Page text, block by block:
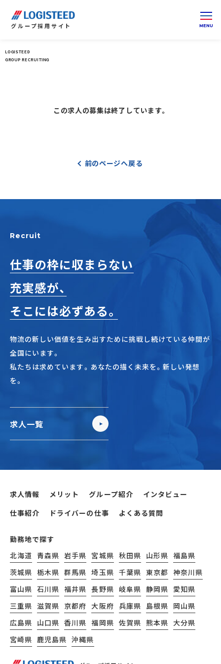
グループ採用サイト
LOGISTEED
GROUP RECRUITING
この求人の募集は終了しています。
前のページへ戻る
Recruit
仕事の枠に収まらない
充実感が、
そこには必ずある。
物流の新しい価値を生み出すために挑戦し続けている仲間が
全国にいます。
私たちは求めています。あなたの描く未来を。新しい発想
を。
求人一覧
求人情報 メリット グループ紹介
インタビュー
仕事紹介
ドライバーの仕事 よくある質問
勤務地で探す
北海道 青森県 岩手県 宮城県 秋田県 山形県 福島県
茨城県 栃木県 群馬県 埼玉県 千葉県 東京都 神奈川県
富山県 石川県 福井県 長野県 岐阜県 静岡県 愛知県
三重県 滋賀県 京都府 大阪府 兵庫県 島根県 岡山県
広島県 山口県 香川県 福岡県 佐賀県 熊本県 大分県
宮崎県 鹿児島県 沖縄県